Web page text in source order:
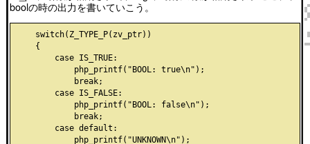
boolの時の出力を書いていこう。